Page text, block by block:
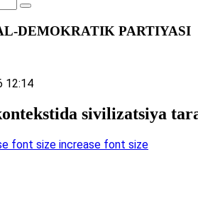
DEMOKRATIK PARTIYASI
12:14
sivilizatsiya
font size increase font size